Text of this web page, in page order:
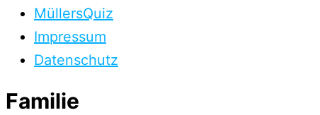
MüllersQuiz
Impressum
Datenschutz
Familie